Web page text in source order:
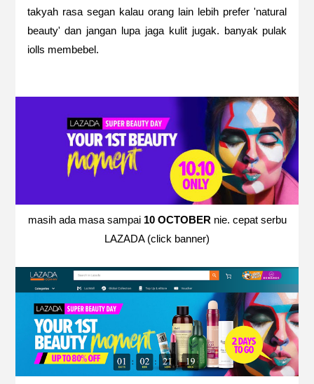
takyah rasa segan kalau orang lain lebih prefer 'natural
beauty' dan jangan lupa jaga kulit jugak. banyak pulak
iolls membebel.
masih ada masa sampai 10 OCTOBER nie. cepat serbu
LAZADA (click banner)